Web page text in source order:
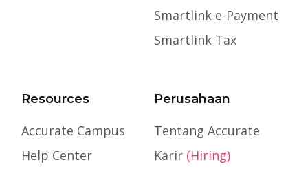
Smartlink e-Payment
Smartlink Tax
Resources
Accurate Campus
Help Center
Perusahaan
Tentang Accurate
Karir (Hiring)